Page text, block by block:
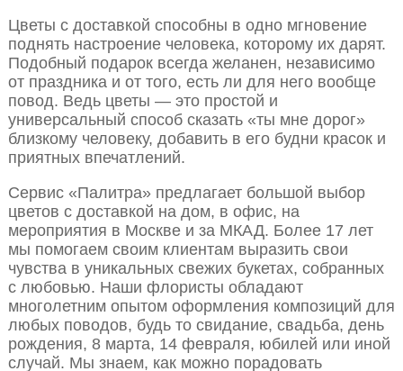
Цветы с доставкой способны в одно мгновение
поднять настроение человека, которому их дарят.
Подобный подарок всегда желанен, независимо
от праздника и от того, есть ли для него вообще
повод. Ведь цветы — это простой и
универсальный способ сказать «ты мне дорог»
близкому человеку, добавить в его будни красок и
приятных впечатлений.
Сервис «Палитра» предлагает большой выбор
цветов с доставкой на дом, в офис, на
мероприятия в Москве и за МКАД. Более 17 лет
мы помогаем своим клиентам выразить свои
чувства в уникальных свежих букетах, собранных
с любовью. Наши флористы обладают
многолетним опытом оформления композиций для
любых поводов, будь то свидание, свадьба, день
рождения, 8 марта, 14 февраля, юбилей или иной
случай. Мы знаем, как можно порадовать